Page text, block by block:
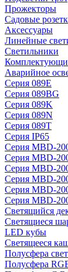
Прожекторы
Садовые
Аксессуары
Линейные
Светильники
Аварийное
Серия 089E
Серия 089BG
Серия 089K
Серия 089N
Серия 089T
Серия IP65
Серия MBD-
Серия MBD-
Серия MBD-
Серия MBD-
Серия MBD-
Серия MBD-
Светящийся
Светящиеся
LED кубы
Светящееся
Полусфера
Полусфера